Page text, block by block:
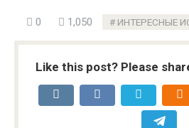
0 1,050 ИНТЕРЕСНЫЕ
Like this post? Please